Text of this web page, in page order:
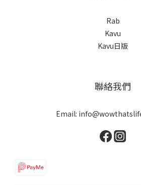
Rab
Kavu
Kavu日版
聯絡我們
Email: